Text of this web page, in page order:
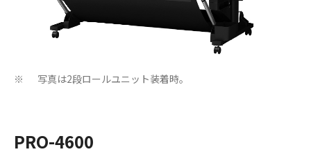
PRO-4600
※ 写真は2段ロールユニット装着時。